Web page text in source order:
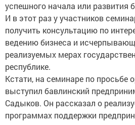
успешного начала или развития
И в этот раз у участников
получить консультацию по
ведению бизнеса и
реализуемых мерах
республике.
Кстати, на семинаре по просьбе
выступил бавлинский
Садыков. Он рассказал о
программах поддержки